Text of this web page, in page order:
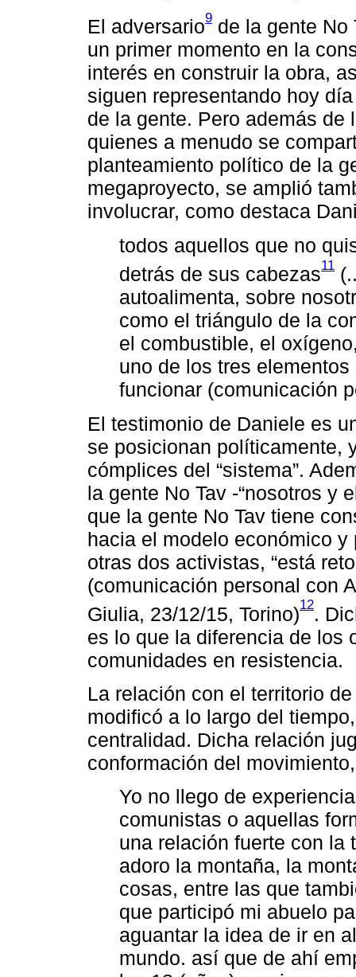
El adversario9 de la gente No
un primer momento en la
interés en construir la obra,
siguen representando hoy
de la gente. Pero además de
quienes a menudo se
planteamiento político de la
megaproyecto, se amplió
involucrar, como destaca
todos aquellos que no
detrás de sus cabezas11
autoalimenta, sobre
como el triángulo de la
el combustible, el
uno de los tres
funcionar (comunicación
El testimonio de Daniele es
se posicionan políticamente,
cómplices del “sistema”.
la gente No Tav -“nosotros y
que la gente No Tav tiene
hacia el modelo económico
otras dos activistas, “está
(comunicación personal con
Giulia, 23/12/15, Torino)12.
es lo que la diferencia de los
comunidades en resistencia.
La relación con el territorio
modificó a lo largo del
centralidad. Dicha relación
conformación del
Yo no llego de
comunistas o aquellas
una relación fuerte con la
adoro la montaña, la
cosas, entre las que
que participó mi abuelo
aguantar la idea de ir en
mundo. así que de ahí